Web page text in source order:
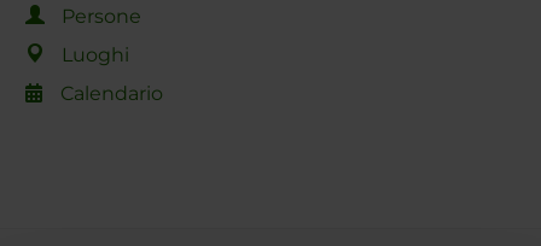
Persone
Luoghi
Calendario